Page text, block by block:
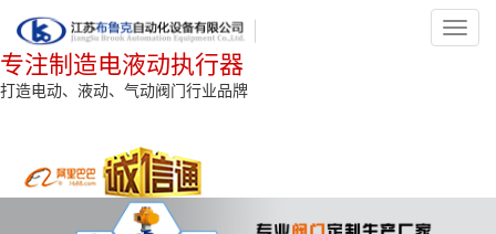
专注制造电液动执行器
打造电动、液动、气动阀门行业品牌